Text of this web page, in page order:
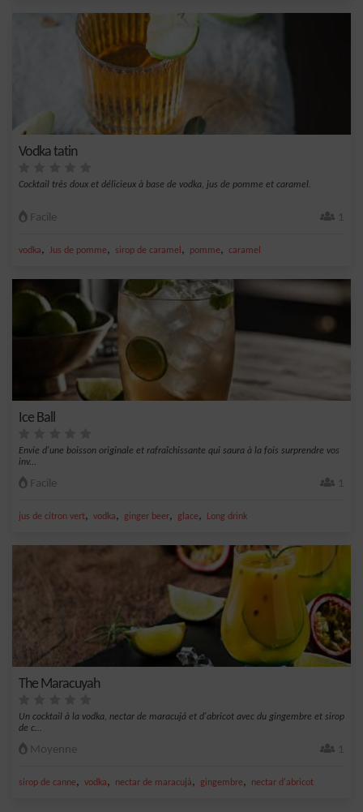
Vodka tatin
Cocktail très doux et délicieux à base de vodka, jus de pomme et caramel.
Facile 1
vodka, Jus de pomme, sirop de caramel , pomme, caramel
Ice Ball
Envie d'une boisson originale et rafraîchissante qui saura à la fois surprendre vos
inv...
Facile 1
jus de citron vert, vodka, ginger beer, glace, Long drink
The Maracuyah
Un cocktail à la vodka, nectar de maracujá et d'abricot avec du gingembre et sirop
de c...
Moyenne 1
sirop de canne, vodka, nectar de maracujà, gingembre, nectar d'abricot